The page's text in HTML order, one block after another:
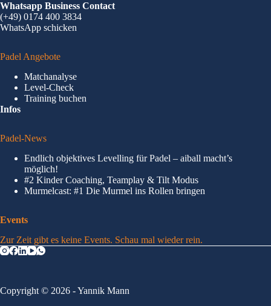
Whatsapp Business Contact
(+49) 0174 400 3834
WhatsApp schicken
Padel Angebote
Matchanalyse
Level-Check
Training buchen
Infos
Padel-News
Endlich objektives Levelling für Padel – aiball macht’s
möglich!
#2 Kinder Coaching, Teamplay & Tilt Modus
Murmelcast: #1 Die Murmel ins Rollen bringen
Events
Zur Zeit gibt es keine Events. Schau mal wieder rein.
Copyright © 2026 - Yannik Mann